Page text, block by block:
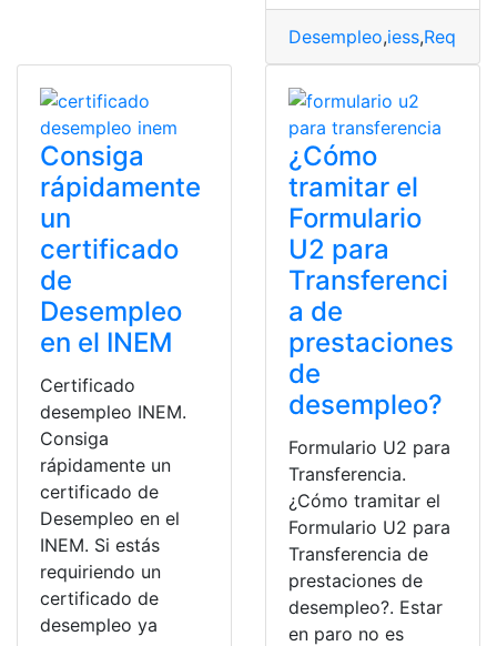
Desempleo,iess,
Consiga
rápidamente
un
certificado
de
Desempleo
en el INEM
Certificado
desempleo INEM.
Consiga
rápidamente un
certificado de
Desempleo en el
INEM. Si estás
requiriendo un
certificado de
desempleo ya
¿Cómo
tramitar el
Formulario
U2 para
Transferenci
a de
prestaciones
de
desempleo?
Formulario U2 para
Transferencia.
¿Cómo tramitar el
Formulario U2 para
Transferencia de
prestaciones de
desempleo?. Estar
en paro no es